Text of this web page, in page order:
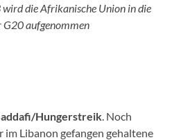
die Afrikanische Union in die
G20 aufgenommen
Hungerstreik . Noch
im Libanon gefangen gehaltene